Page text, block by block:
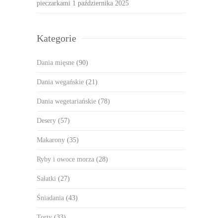
pieczarkami 1 października 2025
Kategorie
Dania mięsne (90)
Dania wegańskie (21)
Dania wegetariańskie (78)
Desery (57)
Makarony (35)
Ryby i owoce morza (28)
Sałatki (27)
Śniadania (43)